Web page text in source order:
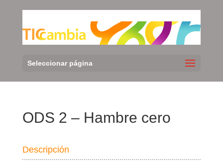
Seleccionar página
ODS 2 – Hambre cero
Descripción